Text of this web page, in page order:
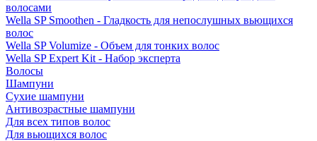
волосами
Wella SP Smoothen - Гладкость для непослушных вьющихся
волос
Wella SP Volumize - Объем для тонких волос
Wella SP Expert Kit - Набор эксперта
Волосы
Шампуни
Сухие шампуни
Антивозрастные шампуни
Для всех типов волос
Для вьющихся волос